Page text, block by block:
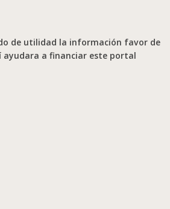
de utilidad la información favor de
ayudara a financiar este portal